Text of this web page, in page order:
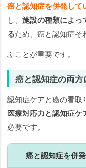
癌と認知症を併発して
し、 施設の種類によっ
るため、癌と認知症そ
ぶことが重要です。
癌と認知症の両
認知症ケアと癌の看取
医療対応力と認知症ケ
必要です。
癌と認知症を併